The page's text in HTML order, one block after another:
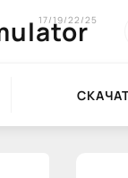
17/19/22/25